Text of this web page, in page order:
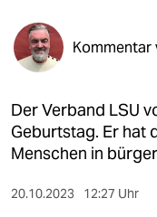
öko
gesellschaft
kultur
sport
berlin
Kommentar
Der Verband LSU
Geburtstag. Er hat
Menschen in
20.10.2023 12:27 Uhr